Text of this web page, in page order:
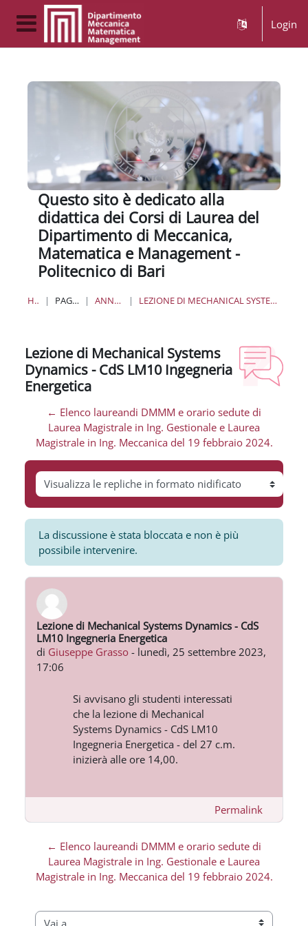
Vai al contenuto principale
Pannello laterale
Login
Questo sito è dedicato alla
didattica dei Corsi di Laurea del
Dipartimento di Meccanica,
Matematica e Management -
Politecnico di Bari
HOME PAGINE DEL SITO ANNUNCI DEL SITO LEZIONE DI MECHANICAL SYSTEMS DYNAMICS - CDS LM10 INGEGNERIA ENERGETICA
Lezione di Mechanical Systems
Dynamics - CdS LM10 Ingegneria
Energetica
← Elenco laureandi DMMM e orario sedute di
Laurea Magistrale in Ing. Gestionale e Laurea
Magistrale in Ing. Meccanica del 19 febbraio 2024.
Modalità visualizzazione
La discussione è stata bloccata e non è più
possibile intervenire.
Lezione di Mechanical Systems Dynamics - CdS
LM10 Ingegneria Energetica
di Giuseppe Grasso - lunedì, 25 settembre 2023,
17:06
Numero di risposte: 0
Si avvisano gli studenti interessati
che la lezione di Mechanical
Systems Dynamics - CdS LM10
Ingegneria Energetica - del 27 c.m.
inizierà alle ore 14,00.
Permalink
← Elenco laureandi DMMM e orario sedute di
Laurea Magistrale in Ing. Gestionale e Laurea
Magistrale in Ing. Meccanica del 19 febbraio 2024.